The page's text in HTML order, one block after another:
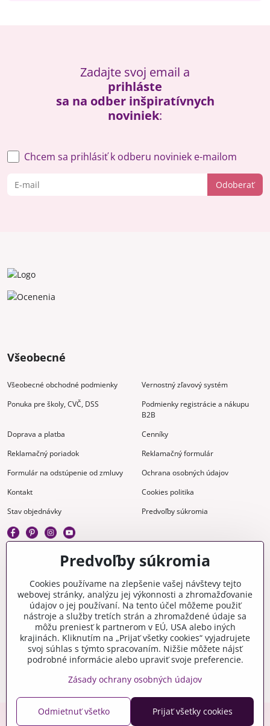
Zadajte svoj email a
prihláste
sa na odber inšpiratívnych
noviniek:
Odoberať
Chcem sa prihlásiť k odberu noviniek e-mailom
Všeobecné
Všeobecné obchodné podmienky
Vernostný zľavový systém
Ponuka pre školy, CVČ, DSS
Podmienky registrácie a nákupu
B2B
Doprava a platba
Cenníky
Reklamačný poriadok
Reklamačný formulár
Formulár na odstúpenie od zmluvy
Ochrana osobných údajov
Kontakt
Cookies politika
Stav objednávky
Predvoľby súkromia
Gravírovanie
Materiály na stiahnutie
Videonávody
Blog
Kreatívna poradňa
Copyright © 2006-2026 crafty.sk
Predvoľby súkromia
Cookies používame na zlepšenie vašej návštevy tejto
webovej stránky, analýzu jej výkonnosti a zhromažďovanie
údajov o jej používaní. Na tento účel môžeme použiť
nástroje a služby tretích strán a zhromaždené údaje sa
môžu preniesť k partnerom v EÚ, USA alebo iných
krajinách. Kliknutím na „Prijať všetky cookies“ vyjadrujete
svoj súhlas s týmto spracovaním. Nižšie môžete nájsť
podrobné informácie alebo upraviť svoje preferencie.
Zásady ochrany osobných údajov
Prijať všetky cookies
Odmietnuť všetko